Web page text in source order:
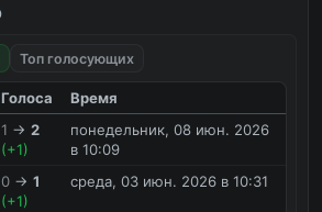
Топ голосующих
Голоса
Время
1 → 2
(+1)
понедельник, 08 июн. 2026
в 10:09
0→ 1
(+1)
среда, 03 июн. 2026 в 10:31